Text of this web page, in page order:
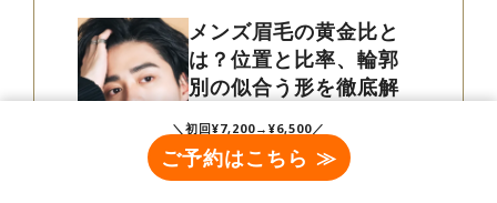
メンズ眉毛の黄金比と
は？位置と比率、輪郭
別の似合う形を徹底解
眉毛全剃りは後悔す
＼初回¥7,200→¥6,500／
ご予約はこちら ≫